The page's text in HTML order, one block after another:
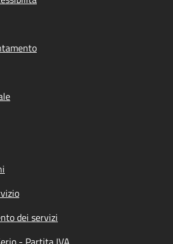
dei servizi